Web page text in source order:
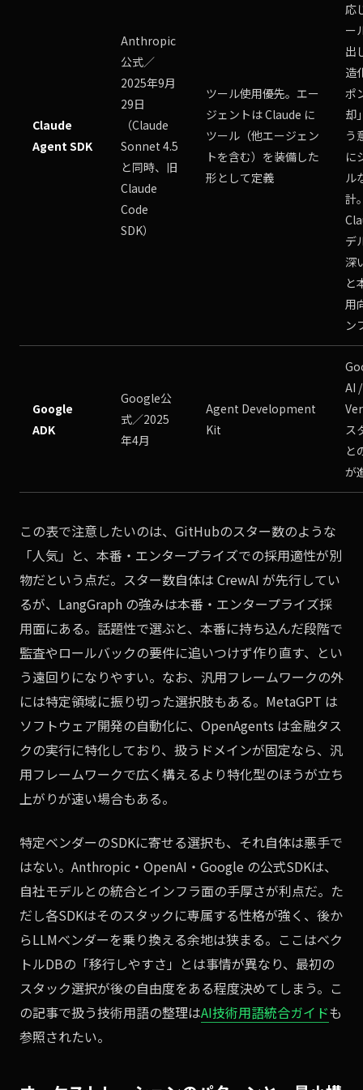
Claude
Agent SDK
Anthropic
公式／
2025年9月
29日
（Claude
Sonnet 4.5
と同時、旧
Claude
Code
SDK）
ツール使用優先。エー
ジェントは Claude に
ツール（他エージェン
トを含む）を装備した
形として定義
応
ー
出
造
ポ
却
う
に
ル
計
デ
深
と
用
ン
Google
ADK
Google公
式／2025
年4月
Agent Development
Kit
AI /
ス
と
が
この表で注意したいのは、GitHubのスター数のような
「人気」と、本番・エンタープライズでの採用適性が別
物だという点だ。スター数自体は CrewAI が先行してい
るが、LangGraph の強みは本番・エンタープライズ採
用面にある。話題性で選ぶと、本番に持ち込んだ段階で
監査やロールバックの要件に追いつけず作り直す、とい
う遠回りになりやすい。なお、汎用フレームワークの外
には特定領域に振り切った選択肢もある。MetaGPT は
ソフトウェア開発の自動化に、OpenAgents は金融タス
クの実行に特化しており、扱うドメインが固定なら、汎
用フレームワークで広く構えるより特化型のほうが立ち
上がりが速い場合もある。
特定ベンダーのSDKに寄せる選択も、それ自体は悪手で
はない。Anthropic・OpenAI・Google の公式SDKは、
自社モデルとの統合とインフラ面の手厚さが利点だ。た
だし各SDKはそのスタックに専属する性格が強く、後か
らLLMベンダーを乗り換える余地は狭まる。ここはベク
トルDBの「移行しやすさ」とは事情が異なり、最初の
スタック選択が後の自由度をある程度決めてしまう。こ
の記事で扱う技術用語の整理はAI技術用語統合ガイドも
参照されたい。